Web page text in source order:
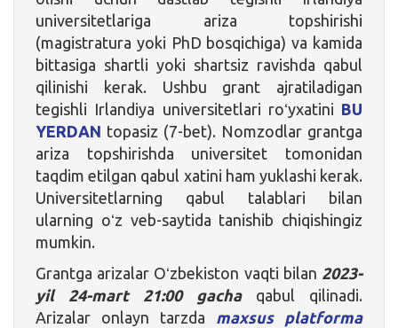
universitetlariga ariza topshirishi
(magistratura yoki PhD bosqichiga) va kamida
bittasiga shartli yoki shartsiz ravishda qabul
qilinishi kerak. Ushbu grant ajratiladigan
tegishli Irlandiya universitetlari roʻyxatini BU
YERDAN topasiz (7-bet). Nomzodlar grantga
ariza topshirishda universitet tomonidan
taqdim etilgan qabul xatini ham yuklashi kerak.
Universitetlarning qabul talablari bilan
ularning oʻz veb-saytida tanishib chiqishingiz
mumkin.
Grantga arizalar Oʻzbekiston vaqti bilan 2023-
yil 24-mart 21:00 gacha
qabul qilinadi.
Arizalar onlayn tarzda maxsus platforma